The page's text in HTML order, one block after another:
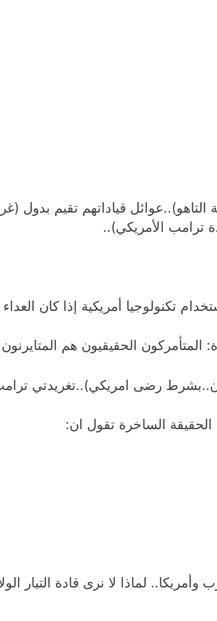
قياداتهم تقيم بدول
تكنولوجيا أمريكية إذا كان العداء
الحقيقيون هم
رضى امريكي)..تغريدتي
الحقيقة الساخرة تقول ان:
وأمريكا.. لماذا لا نرى قادة